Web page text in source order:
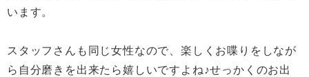
います。
スタッフさんも同じ女性なので、楽しくお喋りをしなが
ら自分磨きを出来たら嬉しいですよね♪せっかくのお出